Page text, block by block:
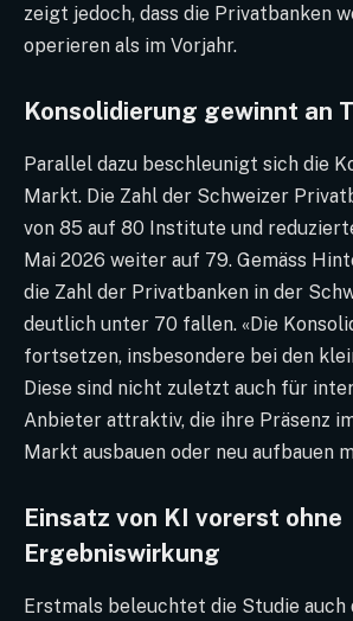
zeigt jedoch, dass die Privatbanken
operieren als im Vorjahr.
Konsolidierung gewinnt an
Parallel dazu beschleunigt sich die
Markt. Die Zahl der Schweizer
von 85 auf 80 Institute und
Mai 2026 weiter auf 79. Gemäss
die Zahl der Privatbanken in der
deutlich unter 70 fallen. «Die
fortsetzen, insbesondere bei den
Diese sind nicht zuletzt auch für
Anbieter attraktiv, die ihre Präsenz
Markt ausbauen oder neu aufbauen
Einsatz von KI vorerst ohne
Ergebniswirkung
Erstmals beleuchtet die Studie auch